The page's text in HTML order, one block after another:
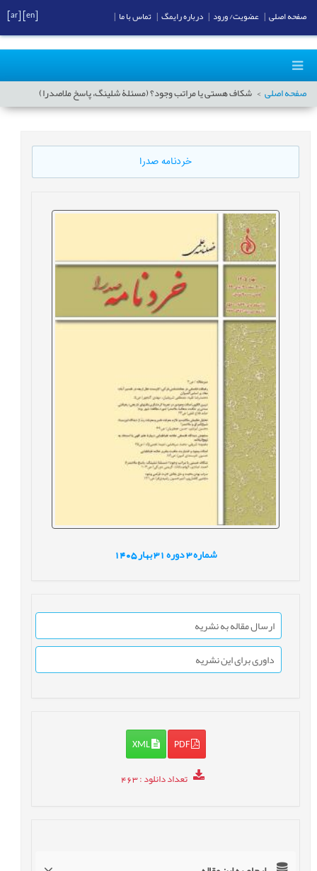
صفحه اصلی شکاف هستی یا مراتب وجود؟ (مسئلۀ شلینگ، پاسخ ملاصدرا)
خردنامه صدرا
شماره3 دوره31 بهار1405
ارسال مقاله به نشریه
داوری برای این نشریه
PDF
XML
تعداد دانلود: 463
صفحه اصلی عضویت/ ورود درباره رایمگ تماس با ما [ar]